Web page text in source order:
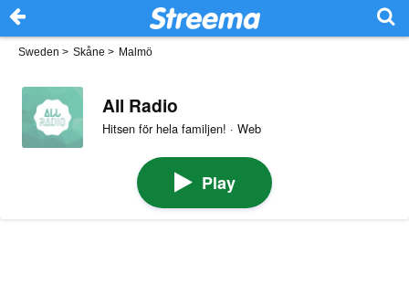
Sweden > Skåne > Malmö
All Radio
Hitsen för hela familjen! · Web
Play